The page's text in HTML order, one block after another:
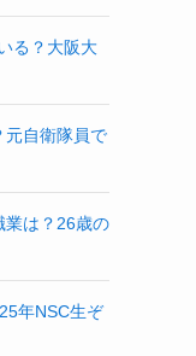
る？大阪大
元自衛隊員で
業は？26歳の
年NSC生ぞ